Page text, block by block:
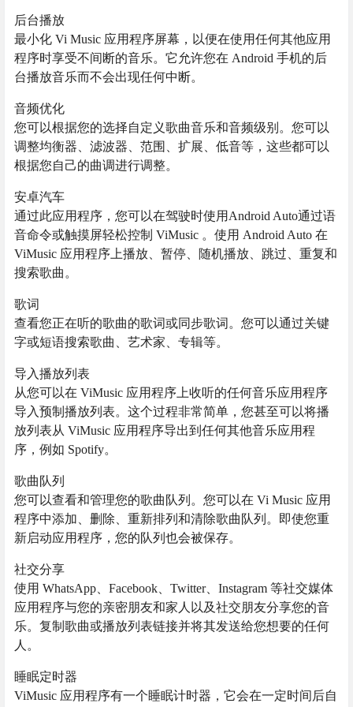
后台播放
最小化 Vi Music 应用程序屏幕，以便在使用任何其他应用
程序时享受不间断的音乐。它允许您在 Android 手机的后
台播放音乐而不会出现任何中断。
音频优化
您可以根据您的选择自定义歌曲音乐和音频级别。您可以
调整均衡器、滤波器、范围、扩展、低音等，这些都可以
根据您自己的曲调进行调整。
安卓汽车
通过此应用程序，您可以在驾驶时使用Android Auto通过语
音命令或触摸屏轻松控制 ViMusic 。使用 Android Auto 在
ViMusic 应用程序上播放、暂停、随机播放、跳过、重复和
搜索歌曲。
歌词
查看您正在听的歌曲的歌词或同步歌词。您可以通过关键
字或短语搜索歌曲、艺术家、专辑等。
导入播放列表
从您可以在 ViMusic 应用程序上收听的任何音乐应用程序
导入预制播放列表。这个过程非常简单，您甚至可以将播
放列表从 ViMusic 应用程序导出到任何其他音乐应用程
序，例如 Spotify。
歌曲队列
您可以查看和管理您的歌曲队列。您可以在 Vi Music 应用
程序中添加、删除、重新排列和清除歌曲队列。即使您重
新启动应用程序，您的队列也会被保存。
社交分享
使用 WhatsApp、Facebook、Twitter、Instagram 等社交媒体
应用程序与您的亲密朋友和家人以及社交朋友分享您的音
乐。复制歌曲或播放列表链接并将其发送给您想要的任何
人。
睡眠定时器
ViMusic 应用程序有一个睡眠计时器，它会在一定时间后自